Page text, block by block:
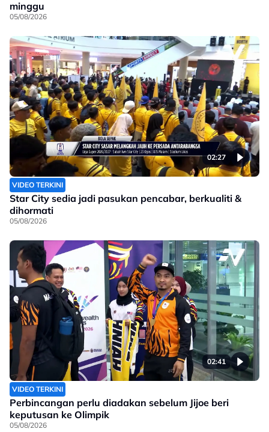
minggu
05/08/2026
02:27
VIDEO TERKINI
Star City sedia jadi pasukan pencabar, berkualiti &
dihormati
05/08/2026
02:41
VIDEO TERKINI
Perbincangan perlu diadakan sebelum Jijoe beri
keputusan ke Olimpik
05/08/2026